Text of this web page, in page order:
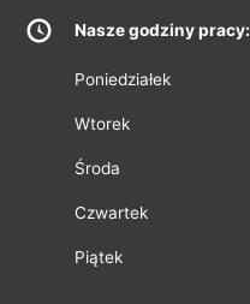
Nasze godziny pracy:
Poniedziałek
Wtorek
Środa
Czwartek
Piątek